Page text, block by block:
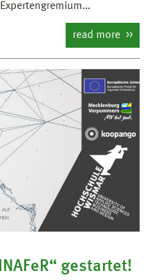
read more
gestartet!